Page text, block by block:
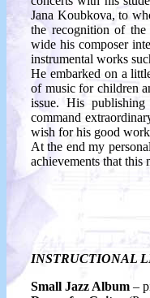
Jana Koubkova, to
the recognition of
wide his composer
instrumental works
He embarked on a
of music for children
issue. His
command
wish for his good
At the end my
achievements that this
INSTRUCTIONAL
Small Jazz Album –